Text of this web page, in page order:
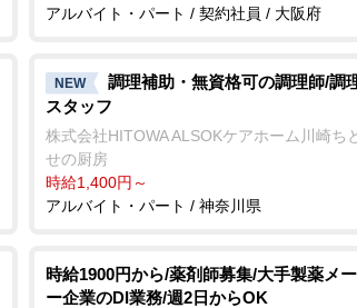
アルバイト・パート / 契約社員 / 大阪府
NEW
調理補助・無資格可の調理師/調
スタッフ
株式会社HITOWA ALSOKケアホーム川崎ち
せの厨房
時給1,400円～
アルバイト・パート / 神奈川県
時給1900円から/薬剤師募集/大手製薬メ
ー企業のDI業務/週2日からOK